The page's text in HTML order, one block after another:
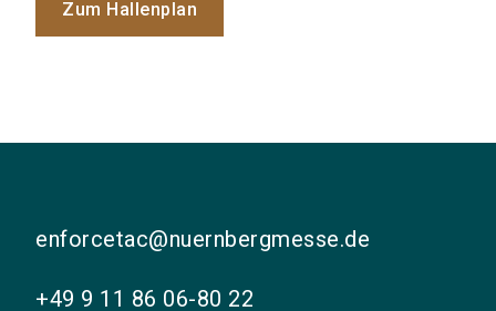
Zum Hallenplan
enforcetac@nuernbergmesse.de
+49 9 11 86 06-80 22